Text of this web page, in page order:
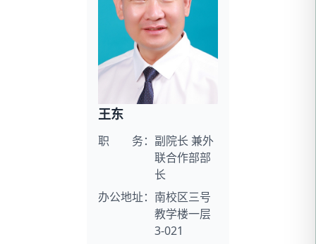
王东
职 务： 副院长 兼外
联合作部部
长
办公地址： 南校区三号
教学楼一层
3-021